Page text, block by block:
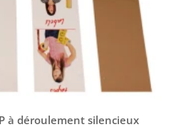
à déroulement silencieux